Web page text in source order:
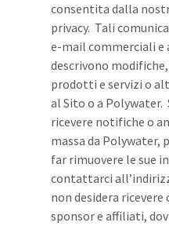
consentita dalla
privacy. Tali
e-mail commerciali e
descrivono
prodotti e servizi o
al Sito o a Polywater.
ricevere notifiche o
massa da Polywater,
far rimuovere le sue
contattarci
non desidera
sponsor e affiliati,